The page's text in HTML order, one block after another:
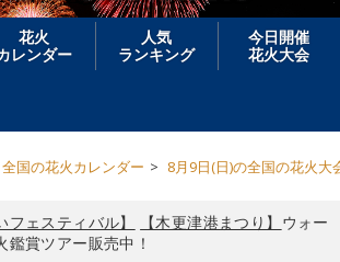
花火
レンダー
人気
ランキング
今日開催
花火大会
全国の花火カレンダー 8月9日(日)の全国の花火大
フェスティバル】 【木更津港まつり】 ウォー
鑑賞ツアー販売中！